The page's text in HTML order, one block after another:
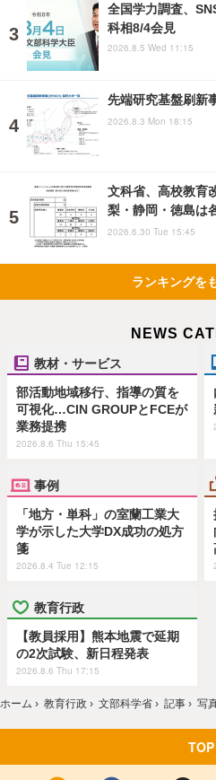
全国学力調査、
科相8/4会見
2026.8.5 Wed 11:15
先端研究基盤刷新
2026.8.3 Mon 18:15
文科省、高校教育
梨・静岡・徳島は
2026.6.30 Tue 15:45
ランキングを
NEWS
教材・サービス
部活動地域移行、指導の質を
可視化…CIN GROUPとFCEが
業務提携
2026.8.6 Thu 15:45
事例
「地方・単科」の室蘭工業大
学が示した大学DX成功の処方
箋
2026.8.4 Tue 12:15
教育行政
【教員採用】熊本地震で延期
の2次試験、新日程発表
2026.8.6 Thu 17:15
ホーム › 教育行政 › 文部科学省 › 記事 › 写
TOP